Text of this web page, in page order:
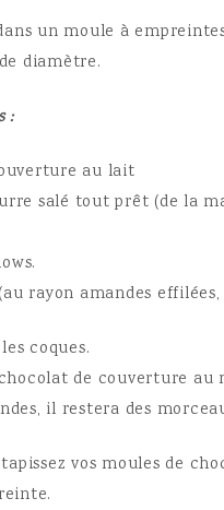
un moule à
diamètre.
:
au lait
salé tout prêt (de la
rayon amandes
coques.
de couverture au
il restera des
tapissez vos moules de